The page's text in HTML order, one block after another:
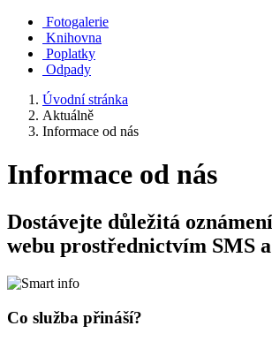
Fotogalerie
Knihovna
Poplatky
Odpady
Úvodní stránka
Aktuálně
Informace od nás
Informace od nás
Dostávejte důležitá
webu prostřednictvím SMS
Co služba přináší?